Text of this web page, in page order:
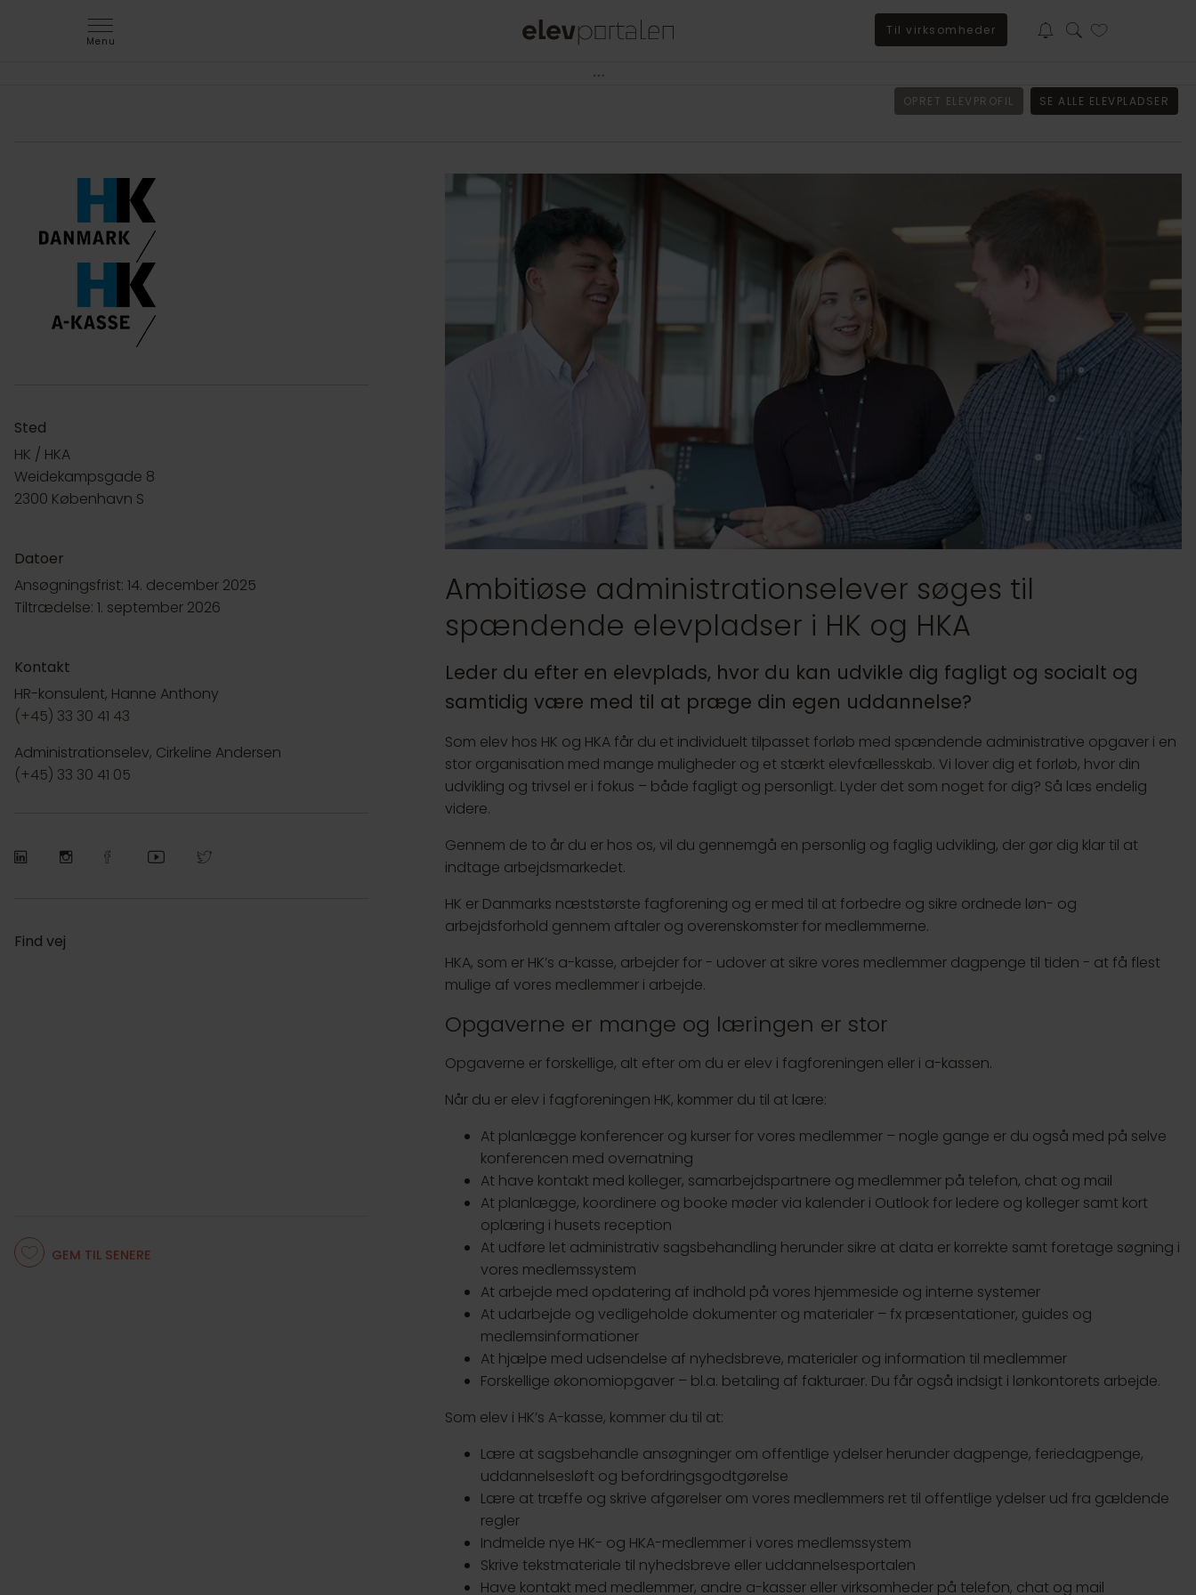
Menu
Til virksomheder
Baker Tilly søger trainee til BSO-afdeling i Sorø
Har du lyst til at kickstarte din karriere i et stærkt fagligt
OPRET ELEVPROFIL SE ALLE ELEVPLADSER
Ambitiøse administrationselever søges til
spændende elevpladser i HK og HKA
Leder du efter en elevplads, hvor du kan udvikle dig fagligt og socialt og
samtidig være med til at præge din egen uddannelse?
Som elev hos HK og HKA får du et individuelt tilpasset forløb med spændende administrative opgaver i en
stor organisation med mange muligheder og et stærkt elevfællesskab. Vi lover dig et forløb, hvor din
udvikling og trivsel er i fokus – både fagligt og personligt. Lyder det som noget for dig? Så læs endelig
videre.
Gennem de to år du er hos os, vil du gennemgå en personlig og faglig udvikling, der gør dig klar til at
indtage arbejdsmarkedet.
HK er Danmarks næststørste fagforening og er med til at forbedre og sikre ordnede løn- og
arbejdsforhold gennem aftaler og overenskomster for medlemmerne.
HKA, som er HK’s a-kasse, arbejder for - udover at sikre vores medlemmer dagpenge til tiden - at få flest
mulige af vores medlemmer i arbejde.
Opgaverne er mange og læringen er stor
Opgaverne er forskellige, alt efter om du er elev i fagforeningen eller i a-kassen.
Når du er elev i fagforeningen HK, kommer du til at lære:
At planlægge konferencer og kurser for vores medlemmer – nogle gange er du også med på selve
konferencen med overnatning
At have kontakt med kolleger, samarbejdspartnere og medlemmer på telefon, chat og mail
At planlægge, koordinere og booke møder via kalender i Outlook for ledere og kolleger samt kort
oplæring i husets reception
At udføre let administrativ sagsbehandling herunder sikre at data er korrekte samt foretage søgning i
vores medlemssystem
At arbejde med opdatering af indhold på vores hjemmeside og interne systemer
At udarbejde og vedligeholde dokumenter og materialer – fx præsentationer, guides og
medlemsinformationer
At hjælpe med udsendelse af nyhedsbreve, materialer og information til medlemmer
Forskellige økonomiopgaver – bl.a. betaling af fakturaer. Du får også indsigt i lønkontorets arbejde.
Som elev i HK’s A-kasse, kommer du til at:
Lære at sagsbehandle ansøgninger om offentlige ydelser herunder dagpenge, feriedagpenge,
uddannelsesløft og befordringsgodtgørelse
Lære at træffe og skrive afgørelser om vores medlemmers ret til offentlige ydelser ud fra gældende
regler
Indmelde nye HK- og HKA-medlemmer i vores medlemssystem
Skrive tekstmateriale til nyhedsbreve eller uddannelsesportalen
Have kontakt med medlemmer, andre a-kasser eller virksomheder på telefon, chat og mail
Sted
HK / HKA
Weidekampsgade 8
2300 København S
Datoer
Ansøgningsfrist: 14. december 2025
Tiltrædelse: 1. september 2026
Kontakt
HR-konsulent, Hanne Anthony
(+45) 33 30 41 43
Administrationselev, Cirkeline Andersen
(+45) 33 30 41 05
Find vej
GEM TIL SENERE